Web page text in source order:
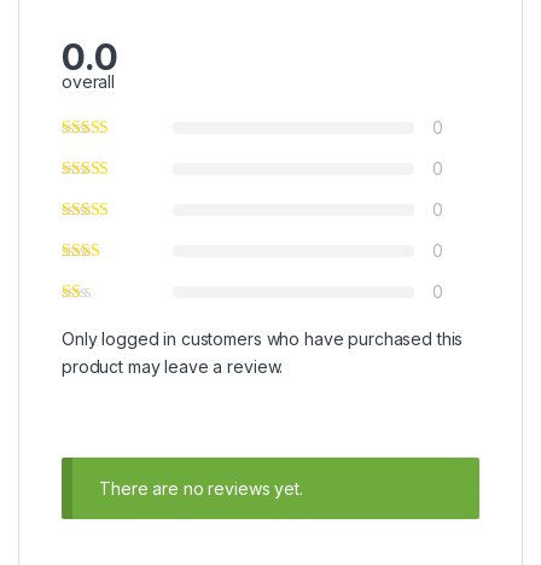
0.0
overall
0
0
0
0
0
Only logged in customers who have purchased this
product may leave a review.
There are no reviews yet.